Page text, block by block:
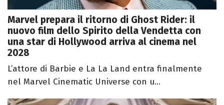
Marvel prepara il ritorno di Ghost Rider: il
nuovo film dello Spirito della Vendetta con
una star di Hollywood arriva al cinema nel
2028
L’attore di Barbie e La La Land entra finalmente
nel Marvel Cinematic Universe con u...